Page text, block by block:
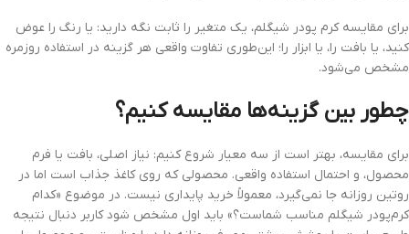
برای مقایسه کرم پودر شیگلم، یک متغیر را ثابت نگه دارید: یا رنگ را عوض
کنید، یا بافت را، یا ابزار را؛ این‌طوری تفاوت واقعی هر گزینه در استفاده روزمره
مشخص می‌شود.
چطور بین گزینه‌ها مقایسه کنیم؟
برای مقایسه، بهتر است از سه معیار شروع کنیم: نیاز اصلی، بافت یا فرم
محصول، و احتمال استفاده واقعی. محصولی که روی کاغذ جذاب است اما در
روتین روزانه جا نمی‌گیرد، معمولاً خرید پایداری نیست. در موضوع «کدام
کرم‌پودر شیگلم مناسب شماست؟» باید اول مشخص شود کاربر دنبال نتیجه